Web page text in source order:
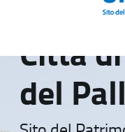
Città
del